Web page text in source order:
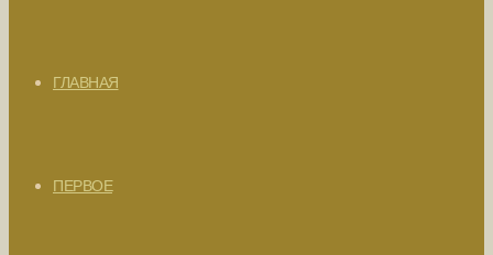
ГЛАВНАЯ
ПЕРВОЕ